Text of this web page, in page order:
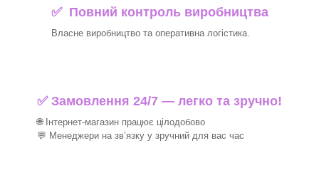
✅ Повний контроль виробництва
Власне виробництво та оперативна логістика.
✅ Замовлення 24/7 — легко та зручно!
🌐 Інтернет-магазин працює цілодобово
💬 Менеджери на зв’язку у зручний для вас час